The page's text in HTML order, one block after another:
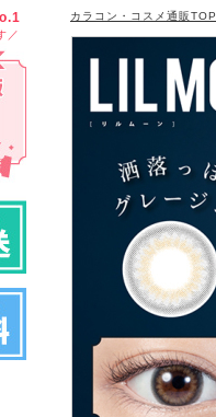
／
カラコン・コスメ通販TOP